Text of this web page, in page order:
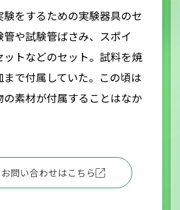
験をするための実験器具のセ
管や試験管ばさみ、スポイ
ットなどのセット。試料を焼
まで付属していた。この頃は
の素材が付属することはなか
お問い合わせはこちら